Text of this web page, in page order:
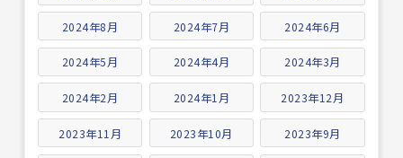
2024年8月 2024年7月 2024年6月
2024年5月 2024年4月 2024年3月
2024年2月 2024年1月 2023年12月
2023年11月 2023年10月 2023年9月